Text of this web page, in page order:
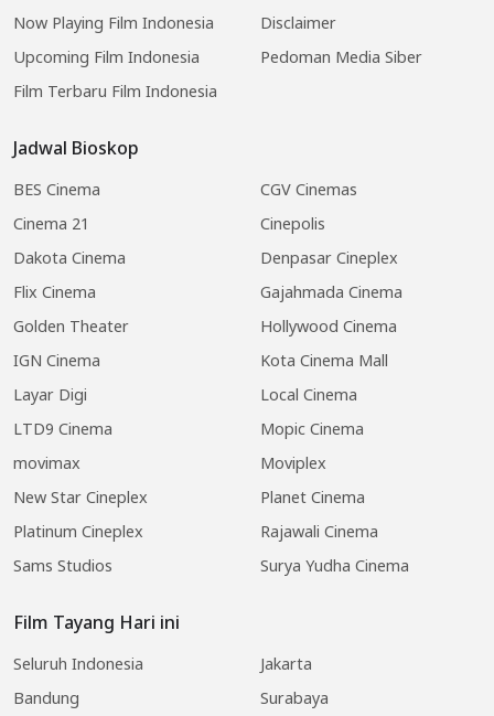
Now Playing Film Indonesia
Upcoming Film Indonesia
Film Terbaru Film Indonesia
Jadwal Bioskop
BES Cinema
CGV Cinemas
Cinema 21
Cinepolis
Dakota Cinema
Denpasar Cineplex
Flix Cinema
Gajahmada Cinema
Golden Theater
Hollywood Cinema
IGN Cinema
Kota Cinema Mall
Layar Digi
Local Cinema
LTD9 Cinema
Mopic Cinema
movimax
Moviplex
New Star Cineplex
Planet Cinema
Platinum Cineplex
Rajawali Cinema
Sams Studios
Surya Yudha Cinema
Film Tayang Hari ini
Seluruh Indonesia
Jakarta
Bandung
Surabaya
Disclaimer
Pedoman Media Siber